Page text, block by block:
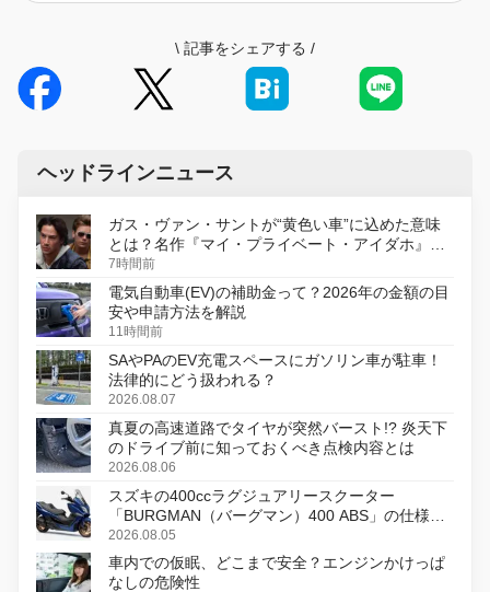
\ 記事をシェアする /
ヘッドラインニュース
ガス・ヴァン・サントが“黄色い車”に込めた意味
とは？名作『マイ・プライベート・アイダホ』が
初のデジタルリマスター版で復活
7時間前
電気自動車(EV)の補助金って？2026年の金額の目
安や申請方法を解説
11時間前
SAやPAのEV充電スペースにガソリン車が駐車！
法律的にどう扱われる？
2026.08.07
真夏の高速道路でタイヤが突然バースト!? 炎天下
のドライブ前に知っておくべき点検内容とは
2026.08.06
スズキの400ccラグジュアリースクーター
「BURGMAN（バーグマン）400 ABS」の仕様を
変更し、8月18日に発売
2026.08.05
車内での仮眠、どこまで安全？エンジンかけっぱ
なしの危険性